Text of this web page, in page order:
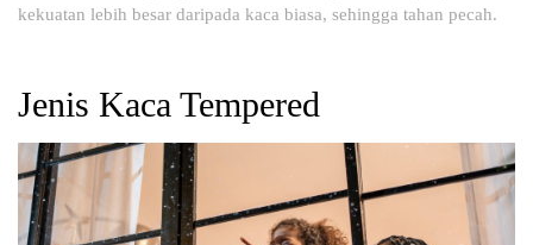
kekuatan lebih besar daripada kaca biasa, sehingga tahan pecah.
Jenis Kaca Tempered